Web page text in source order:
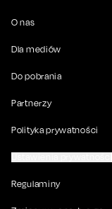
O nas
Dla mediów
Do pobrania
Partnerzy
Polityka prywatności
Regulaminy